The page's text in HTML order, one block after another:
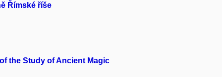
Římské říše
the Study of Ancient Magic